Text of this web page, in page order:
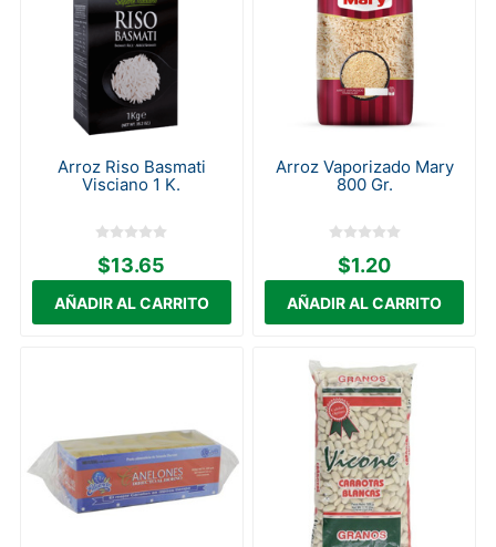
Arroz Riso Basmati
Visciano 1 K.
$13.65
Arroz Vaporizado Mary
800 Gr.
$1.20